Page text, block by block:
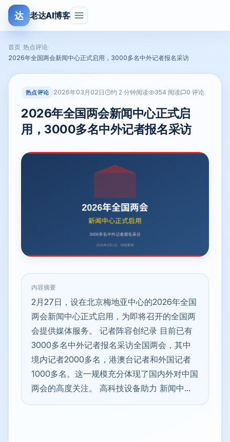
达 老达AI博客
首页 热点评论
2026年全国两会新闻中心正式启用，3000多名中外记者报名采访
热点评论 2026年03月02日 约 2 分钟阅读 354 阅读 0 评论
2026年全国两会新闻中心正式启
用，3000多名中外记者报名采访
内容摘要
2月27日，设在北京梅地亚中心的2026年全国
两会新闻中心正式启用，为即将召开的全国两
会提供媒体服务。 记者阵容创纪录 目前已有
3000多名中外记者报名采访全国两会，其中
境内记者2000多名，港澳台记者和外国记者
1000多名。这一规模充分体现了国内外对中国
两会的高度关注。 高科技设备助力 新闻中...